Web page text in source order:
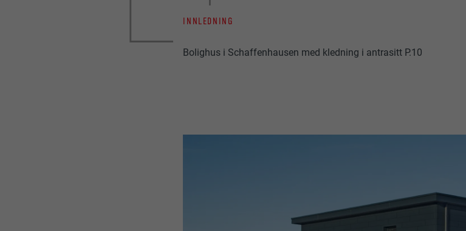
INNLEDNING
Bolighus i Schaffenhausen med kledning i antrasitt P.10